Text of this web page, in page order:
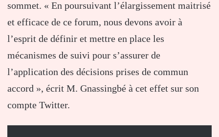
sommet. « En poursuivant l’élargissement maitrisé
et efficace de ce forum, nous devons avoir à
l’esprit de définir et mettre en place les
mécanismes de suivi pour s’assurer de
l’application des décisions prises de commun
accord », écrit M. Gnassingbé à cet effet sur son
compte Twitter.